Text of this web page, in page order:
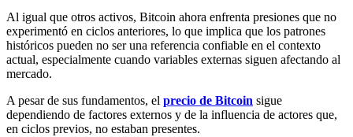
Al igual que otros activos, Bitcoin ahora enfrenta presiones que no
experimentó en ciclos anteriores, lo que implica que los patrones
históricos pueden no ser una referencia confiable en el contexto
actual, especialmente cuando variables externas siguen afectando al
mercado.
A pesar de sus fundamentos, el precio de Bitcoin sigue
dependiendo de factores externos y de la influencia de actores que,
en ciclos previos, no estaban presentes.